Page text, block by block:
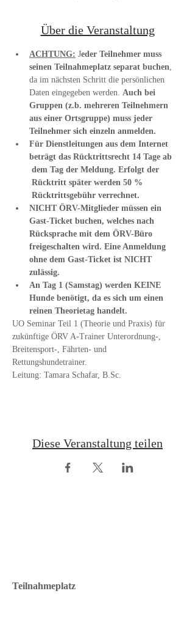
Über die Veranstaltung
ACHTUNG: Jeder Teilnehmer muss
seinen Teilnahmeplatz separat buchen,
da im nächsten Schritt die persönlichen
Daten eingegeben werden. Auch bei
Gruppen (z.b. mehreren Teilnehmern
aus einer Ortsgruppe) muss jeder
Teilnehmer sich einzeln anmelden.
Für Dienstleitungen aus dem Internet
beträgt das Rücktrittsrecht 14 Tage ab
dem Tag der Meldung. Erfolgt der
Rücktritt später werden 50 %
Rücktrittsgebühr verrechnet.
NICHT ÖRV-Mitglieder müssen ein
Gast-Ticket buchen, welches nach
Rücksprache mit dem ÖRV-Büro
freigeschalten wird. Eine Anmeldung
ohne dem Gast-Ticket ist NICHT
zulässig.
An Tag 1 (Samstag) werden KEINE
Hunde benötigt, da es sich um einen
reinen Theorietag handelt.
UO Seminar Teil 1 (Theorie und Praxis) für
zukünftige ÖRV A-Trainer Unterordnung-,
Breitensport-, Fährten- und
Rettungshundetrainer.
Leitung: Tamara Schafar, B.Sc.
Diese Veranstaltung teilen
Teilnahmeplatz